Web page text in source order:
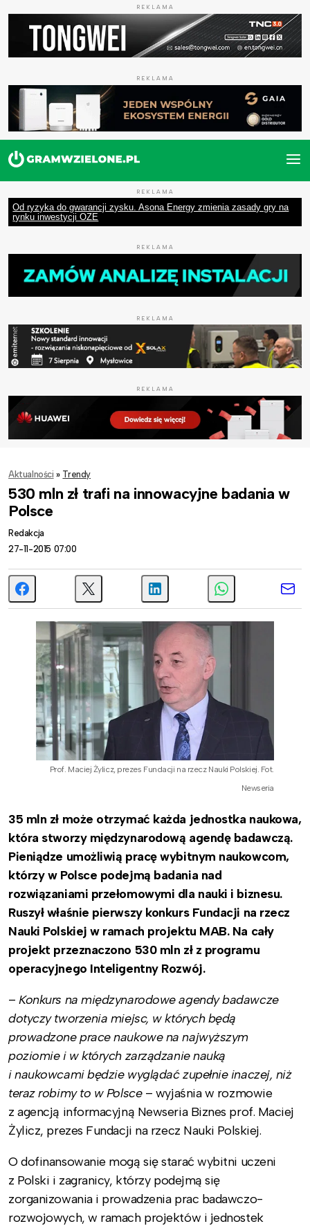
REKLAMA
REKLAMA
REKLAMA
Od ryzyka do gwarancji zysku. Asona Energy zmienia zasady gry na
rynku inwestycji OZE
REKLAMA
REKLAMA
REKLAMA
Aktualności » Trendy
530 mln zł trafi na innowacyjne badania w
Polsce
Redakcja
27-11-2015 07:00
Prof. Maciej Żylicz, prezes Fundacji na rzecz Nauki Polskiej. Fot.
Newseria
35 mln zł może otrzymać każda jednostka naukowa,
która stworzy międzynarodową agendę badawczą.
Pieniądze umożliwią pracę wybitnym naukowcom,
którzy w Polsce podejmą badania nad
rozwiązaniami przełomowymi dla nauki i biznesu.
Ruszył właśnie pierwszy konkurs Fundacji na rzecz
Nauki Polskiej w ramach projektu MAB. Na cały
projekt przeznaczono 530 mln zł z programu
operacyjnego Inteligentny Rozwój.
–Konkurs na międzynarodowe agendy badawcze
dotyczy tworzenia miejsc, w których będą
prowadzone prace naukowe na najwyższym
poziomie i w których zarządzanie nauką
i naukowcami będzie wyglądać zupełnie inaczej, niż
teraz robimy to w Polsce – wyjaśnia w rozmowie
z agencją informacyjną Newseria Biznes prof. Maciej
Żylicz, prezes Fundacji na rzecz Nauki Polskiej.
O dofinansowanie mogą się starać wybitni uczeni
z Polski i zagranicy, którzy podejmą się
zorganizowania i prowadzenia prac badawczo-
rozwojowych, w ramach projektów i jednostek